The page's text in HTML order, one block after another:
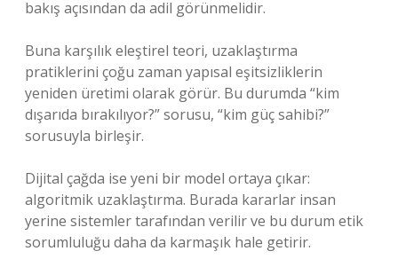
bakış açısından da adil görünmelidir.
Buna karşılık eleştirel teori, uzaklaştırma
pratiklerini çoğu zaman yapısal eşitsizliklerin
yeniden üretimi olarak görür. Bu durumda “kim
dışarıda bırakılıyor?” sorusu, “kim güç sahibi?”
sorusuyla birleşir.
Dijital çağda ise yeni bir model ortaya çıkar:
algoritmik uzaklaştırma. Burada kararlar insan
yerine sistemler tarafından verilir ve bu durum etik
sorumluluğu daha da karmaşık hale getirir.